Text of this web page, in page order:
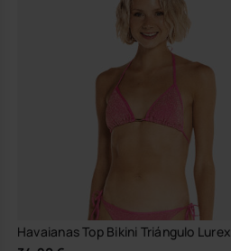
Havaianas Top Bikini Triángulo Lurex